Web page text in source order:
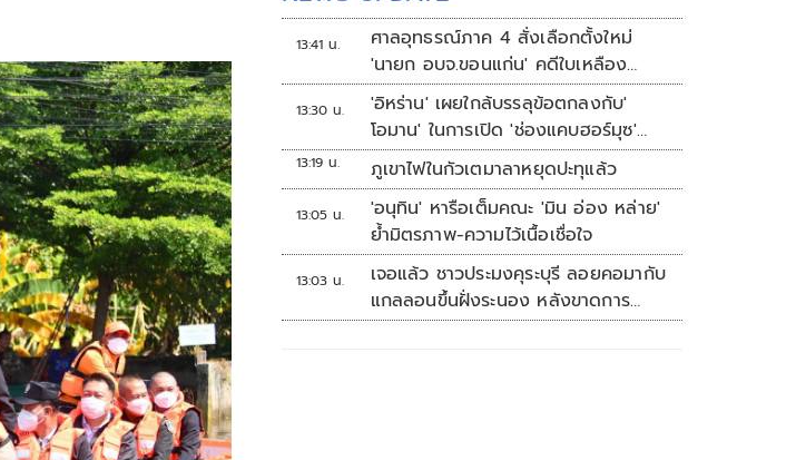
13:41 น.
ศาลอุทธรณ์ภาค 4 สั่งเลือกตั้งใหม่
'นายก อบจ.ขอนแก่น' คดีใบเหลือง
'วัฒนา ช่างเหลา'
13:30 น.
'อิหร่าน' เผยใกล้บรรลุข้อตกลงกับ'
โอมาน' ในการเปิด 'ช่องแคบฮอร์มุซ'
แล้ว แต่การเปิดขึ้นอยู่กับสหรัฐฯ
13:19 น. ภูเขาไฟในกัวเตมาลาหยุดปะทุแล้ว
13:05 น.
'อนุทิน' หารือเต็มคณะ 'มิน อ่อง หล่าย'
ย้ำมิตรภาพ-ความไว้เนื้อเชื่อใจ
13:03 น.
เจอแล้ว ชาวประมงคุระบุรี ลอยคอมากับ
แกลลอนขึ้นฝั่งระนอง หลังขาดการ
ติดต่อหลายวัน